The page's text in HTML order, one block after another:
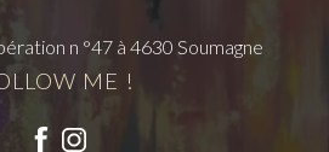
n °47 à 4630 Soumagne
ME !